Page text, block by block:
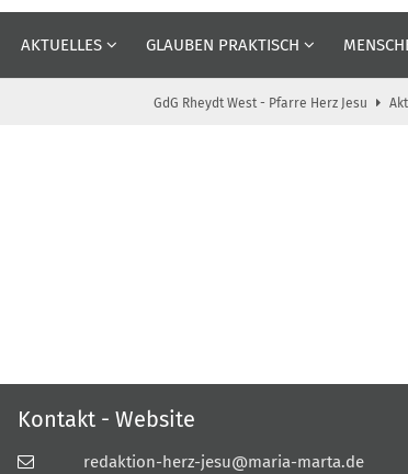
AKTUELLES GLAUBEN PRAKTISCH
GdG Rheydt West - Pfarre Herz Jesu
Kontakt - Website
redaktion-herz-jesu@maria-marta.de